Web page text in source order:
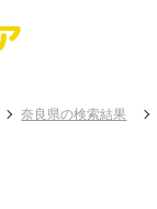
奈良県の検索結果